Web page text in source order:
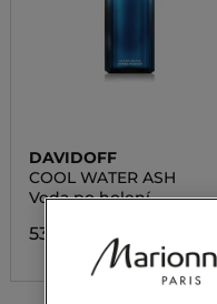
DAVIDOFF
COOL WATER ASH
Voda po holení
53,00 €